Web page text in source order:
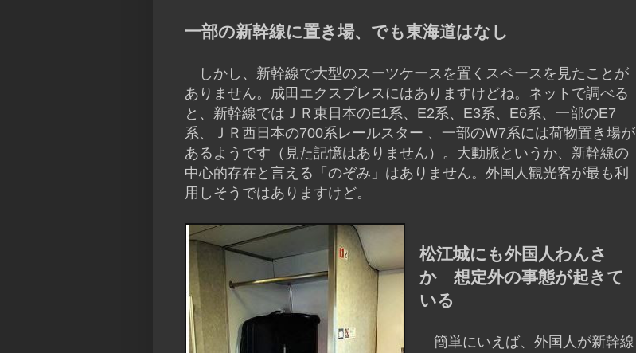
一部の新幹線に置き場、でも東海道はなし
しかし、新幹線で大型のスーツケースを置くスペースを見たことが
ありません。成田エクスブレスにはありますけどね。ネットで調べる
と、新幹線ではＪＲ東日本のE1系、E2系、E3系、E6系、一部のE7
系、ＪＲ西日本の700系レールスター 、一部のW7系には荷物置き場が
あるようです（見た記憶はありません）。大動脈というか、新幹線の
中心的存在と言える「のぞみ」はありません。外国人観光客が最も利
用しそうではありますけど。
松江城にも外国人わんさ
か 想定外の事態が起きて
いる
簡単にいえば、外国人が新幹線